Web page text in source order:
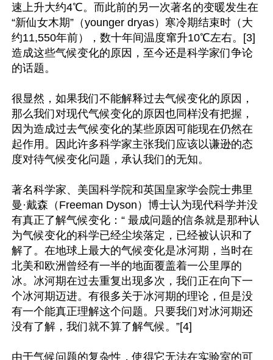
速上升大约4℃。而此前的另一次著名的变暖发生在
“新仙女木期”（younger dryas）寒冷期结束时（大
约11,550年前），数十年间温度窜升10℃左右。[3]
造成这些气候变化的原因，至今还是科学家们争论
的话题。
很显然，如果我们不能解释过去气候变化的原因，
那么我们对现代气候变化的原因也同样没有把握，
因为造成过去气候变化的某些原因可能现在仍然在
起作用。因此许多科学家主张我们应该以谦逊的态
度对待气候变化问题，承认我们的无知。
著名科学家、美国科学院和英国皇家学会院士弗里
曼·戴森（Freeman Dyson）博士认为现代科学并没
有真正了解气候变化：“ 最成问题的信条就是那种认
为气候变化的科学已经尘埃落定，已经被认识和了
解了。在地球上最大的气候变化是冰河期，当时在
北美和欧洲曾经有一半的地面覆盖着一公里厚的
冰。冰河期在过去重复出现多次，我们正在向下一
个冰河期迈进。有很多关于冰河期的理论，但是没
有一个能真正理解这个问题。只要我们对冰河期还
没有了解，我们就不算了解气候。”[4]
由于气候问题的复杂性，使得它无法在实验室的可